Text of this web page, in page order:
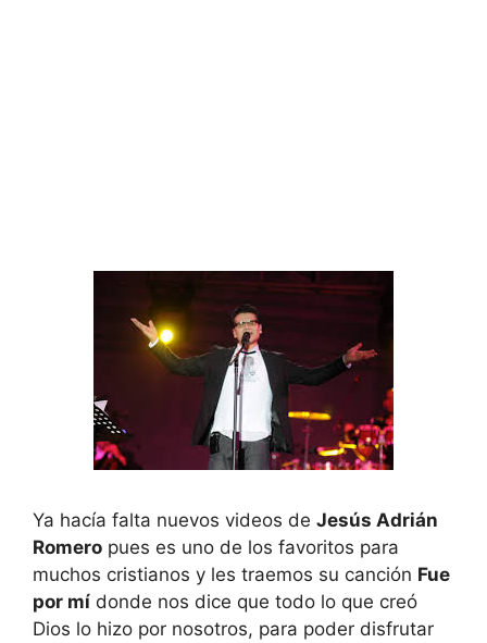
Ya hacía falta nuevos videos de Jesús Adrián
Romero pues es uno de los favoritos para
muchos cristianos y les traemos su canción Fue
por mí donde nos dice que todo lo que creó
Dios lo hizo por nosotros, para poder disfrutar